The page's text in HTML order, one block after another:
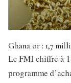
Ghana or : 1,7
Le FMI chiffre à
programme